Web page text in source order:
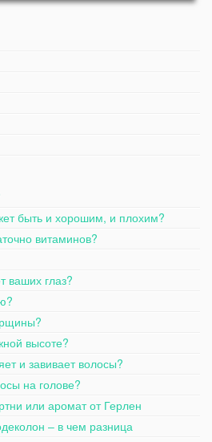
быть и хорошим, и плохим?
витаминов?
ваших глаз?
высоте?
и завивает волосы?
на голове?
или аромат от Герлен
– в чем разница